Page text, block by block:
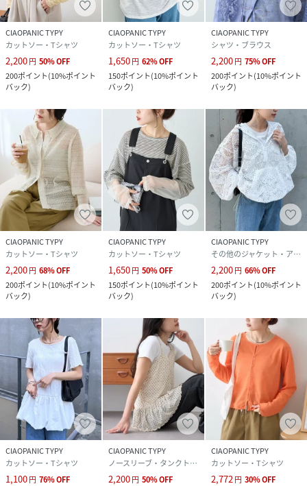
※独自のタイムセールなどの施策により、実店舗と価格差が
発生する場合がございます。
※実際の店舗在庫につきましては、各店舗に直接お問い合わ
せください。
性別タイプ レディース
原産国
素材 ナイロン90%ポリウレタン10%
サイズ ONE
品番
RU7096_TYZ1061406A0020
TYZ1061406A0020-2-1A RU7096)
CIAOPANIC TYPY
カットソー・Tシャツ
2,200円 50%OFF
200ポイント(10%ポイント
バック)
CIAOPANIC TYPY
カットソー・Tシャツ
1,650円 62%OFF
150ポイント(10%ポイント
バック)
CIAOPANIC TYPY
シャツ・ブラウス
2,200円 75%OFF
200ポイント(10%ポイント
バック)
CIAOPANIC TYPY
カットソー・Tシャツ
2,200円 68%OFF
200ポイント(10%ポイント
バック)
CIAOPANIC TYPY
カットソー・Tシャツ
1,650円 50%OFF
150ポイント(10%ポイント
バック)
CIAOPANIC TYPY
その他のジャケット・アウター
2,200円 66%OFF
200ポイント(10%ポイント
バック)
CIAOPANIC TYPY
カットソー・Tシャツ
1,100円 76%OFF
CIAOPANIC TYPY
ノースリーブ・タンクトップ
2,200円 50%OFF
CIAOPANIC TYPY
カットソー・Tシャツ
2,772 円 30%OFF